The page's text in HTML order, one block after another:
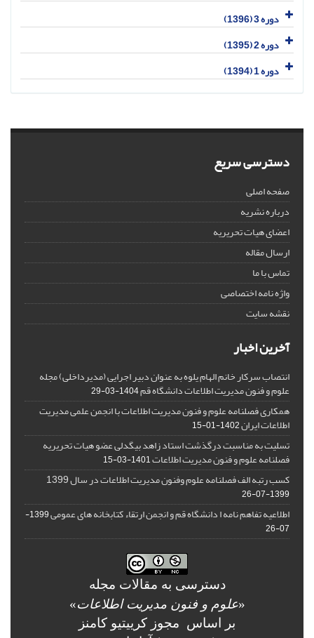
دوره 3 (1396)
دوره 2 (1395)
دوره 1 (1394)
دسترسی سریع
صفحه اصلی
درباره نشریه
اعضای هیات تحریریه
ارسال مقاله
تماس با ما
واژه نامه اختصاصی
نقشه سایت
آخرین اخبار
انتصاب سرکار خانم الهام یلوه به عنوان دبیر اجرایی (مدیرداخلی) مجله
علوم و فنون مدیریت اطلاعات دانشگاه قم1404-03-29
همکاری فصلنامه علوم و فنون مدیریت اطلاعات با انجمن علمی مدیریت
اطلاعات ایران1402-01-15
تسلیت به مناسبت درگذشت استاد زاهد بیگدلی عضو هیات تحریریه
فصلنامه علوم و فنون مدیریت اطلاعات1401-03-15
کسب رتبه الف فصلنامه علوم وفنون مدیریت اطلاعات در سال 1399
1399-07-26
اطلاعیه تفاهم نامه ا دانشگاه قم و انجمن ارتقاء کتابخانه های عمومی
1399-
07-26
دسترسی به مقالات مجله
«علوم و فنون مدیریت اطلاعات»
بر اساس مجوز کرییتیو کامنز